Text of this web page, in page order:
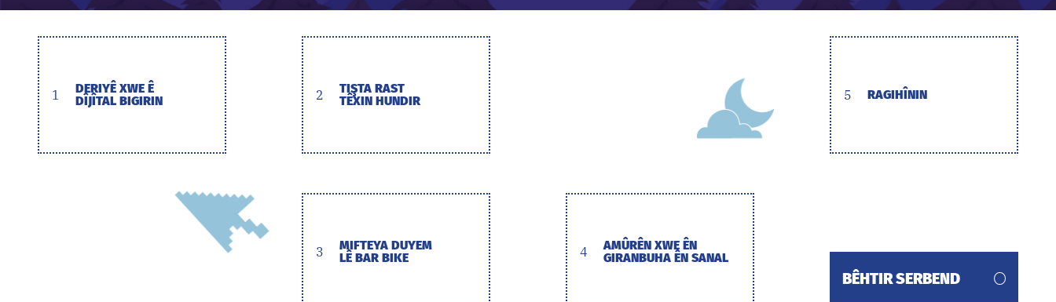
1
DERIYÊ XWE Ê
DÎJÎTAL BIGIRIN
2
TIŞTA RAST
TÊXIN HUNDIR
5 RAGIHÎNIN
3
MIFTEYA DUYEM
LÊ BAR BIKE
4
AMÛRÊN XWE ÊN
GIRANBUHA ÊN SANAL
BÊHTIR SERBEND